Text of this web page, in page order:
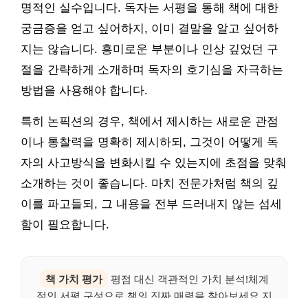
명적인 실수입니다. 독자는 서평을 통해 책에 대한
궁금증을 얻고 싶어하지, 이미 결말을 알고 싶어하
지는 않습니다. 흥미로운 부분이나 인상 깊었던 구
절을 간략하게 소개하며 독자의 호기심을 자극하는
방법을 사용해야 합니다.
특히 논픽션의 경우, 책에서 제시하는 새로운 관점
이나 통찰력을 명확히 제시하되, 그것이 어떻게 독
자의 사고방식을 변화시킬 수 있는지에 초점을 맞춰
소개하는 것이 좋습니다. 마치 전문가처럼 책의 깊
이를 파고들되, 그 내용을 전부 드러내지 않는 섬세
함이 필요합니다.
책 가치 평가
평점 대신 객관적인 가치 분석!체계
적인 서평 구성으로 책의 진짜 매력을 찾아보세요.지